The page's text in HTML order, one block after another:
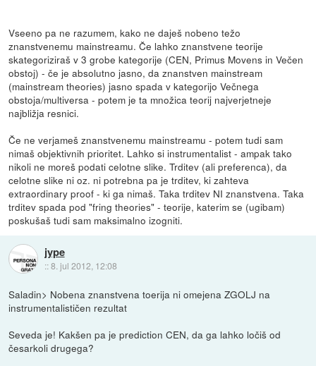
Vseeno pa ne razumem, kako ne daješ nobeno težo
znanstvenemu mainstreamu. Če lahko znanstvene teorije
skategoriziraš v 3 grobe kategorije (CEN, Primus Movens in Večen
obstoj) - če je absolutno jasno, da znanstven mainstream
(mainstream theories) jasno spada v kategorijo Večnega
obstoja/multiversa - potem je ta množica teorij najverjetneje
najbližja resnici.
Če ne verjameš znanstvenemu mainstreamu - potem tudi sam
nimaš objektivnih prioritet. Lahko si instrumentalist - ampak tako
nikoli ne moreš podati celotne slike. Trditev (ali preferenca), da
celotne slike ni oz. ni potrebna pa je trditev, ki zahteva
extraordinary proof - ki ga nimaš. Taka trditev NI znanstvena. Taka
trditev spada pod "fring theories" - teorije, katerim se (ugibam)
poskušaš tudi sam maksimalno izogniti.
jype
::8. jul 2012, 12:08
Saladin> Nobena znanstvena toerija ni omejena ZGOLJ na
instrumentalističen rezultat
Seveda je! Kakšen pa je prediction CEN, da ga lahko ločiš od
česarkoli drugega?